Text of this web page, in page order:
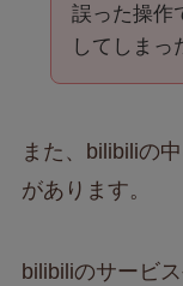
誤った操作
してしまっ
また、bilibiliの
があります。
bilibiliのサービ